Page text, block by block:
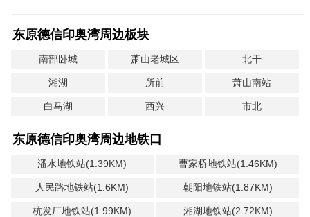
东原德信印奥湾周边板块
南部卧城 萧山老城区 北干
湘湖 所前 萧山南站
白马湖 西兴 市北
东原德信印奥湾周边地铁口
潘水地铁站(1.39KM) 曹家桥地铁站(1.46KM)
人民路地铁站(1.6KM) 朝阳地铁站(1.87KM)
杭发厂地铁站(1.99KM) 湘湖地铁站(2.72KM)